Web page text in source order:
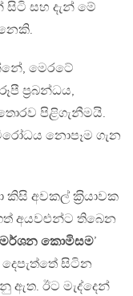
සිටි සහ දැන් මේ
මෙරටේ
ප‍්‍රබන්ධය,
පිළිගැනීමයි.
නොපෑම ගැන
අවකල් ක‍්‍රියාවක
අයවළුන්ට තිබෙන
කොමිසම’
සිටින
ඇත. ඊට මැද්දෙන්